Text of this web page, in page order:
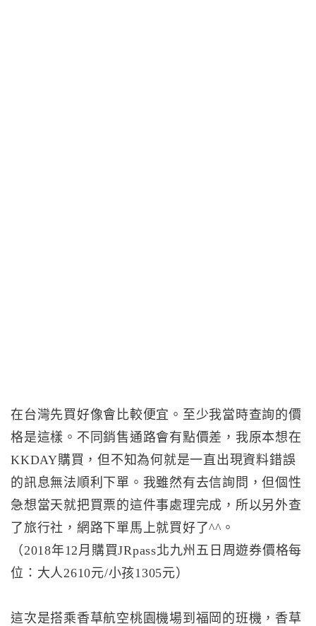
在台灣先買好像會比較便宜。至少我當時查詢的價
格是這樣。不同銷售通路會有點價差，我原本想在
KKDAY購買，但不知為何就是一直出現資料錯誤
的訊息無法順利下單。我雖然有去信詢問，但個性
急想當天就把買票的這件事處理完成，所以另外查
了旅行社，網路下單馬上就買好了^^。
（2018年12月購買JRpass北九州五日周遊券價格每
位：大人2610元/小孩1305元）
這次是搭乘香草航空桃園機場到福岡的班機，香草